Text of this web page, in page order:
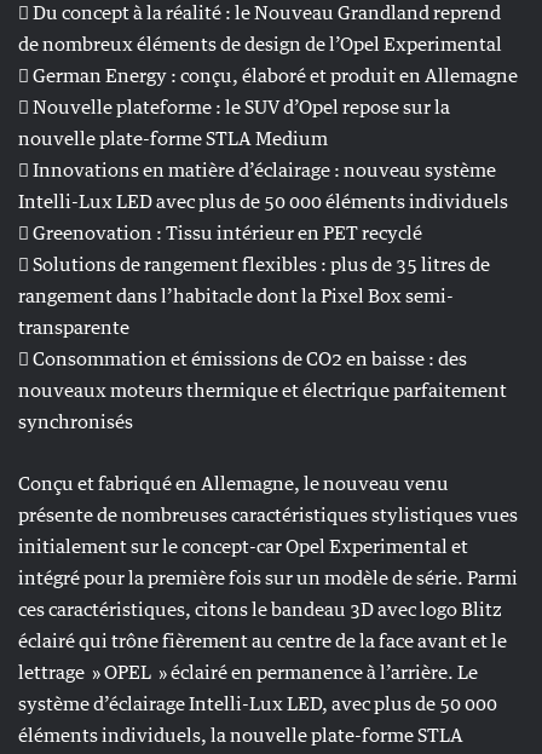
 Du concept à la réalité : le Nouveau Grandland reprend
de nombreux éléments de design de l’Opel Experimental
 German Energy : conçu, élaboré et produit en Allemagne
 Nouvelle plateforme : le SUV d’Opel repose sur la
nouvelle plate-forme STLA Medium
 Innovations en matière d’éclairage : nouveau système
Intelli-Lux LED avec plus de 50 000 éléments individuels
 Greenovation : Tissu intérieur en PET recyclé
 Solutions de rangement flexibles : plus de 35 litres de
rangement dans l’habitacle dont la Pixel Box semi-
transparente
 Consommation et émissions de CO2 en baisse : des
nouveaux moteurs thermique et électrique parfaitement
synchronisés
Conçu et fabriqué en Allemagne, le nouveau venu
présente de nombreuses caractéristiques stylistiques vues
initialement sur le concept-car Opel Experimental et
intégré pour la première fois sur un modèle de série. Parmi
ces caractéristiques, citons le bandeau 3D avec logo Blitz
éclairé qui trône fièrement au centre de la face avant et le
lettrage » OPEL » éclairé en permanence à l’arrière. Le
système d’éclairage Intelli-Lux LED, avec plus de 50 000
éléments individuels, la nouvelle plate-forme STLA